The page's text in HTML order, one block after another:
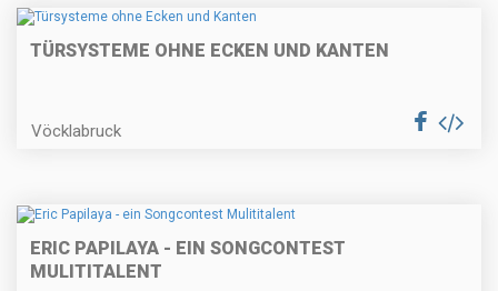
TÜRSYSTEME OHNE ECKEN UND KANTEN
Vöcklabruck
ERIC PAPILAYA - EIN SONGCONTEST
MULITITALENT